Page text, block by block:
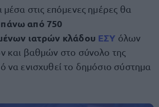
μέσα στις επόμενες ημέρες θα
πάνω από 750
ιατρών κλάδου ΕΣΥ όλων
και βαθμών στο σύνολο της
να ενισχυθεί το δημόσιο σύστημα